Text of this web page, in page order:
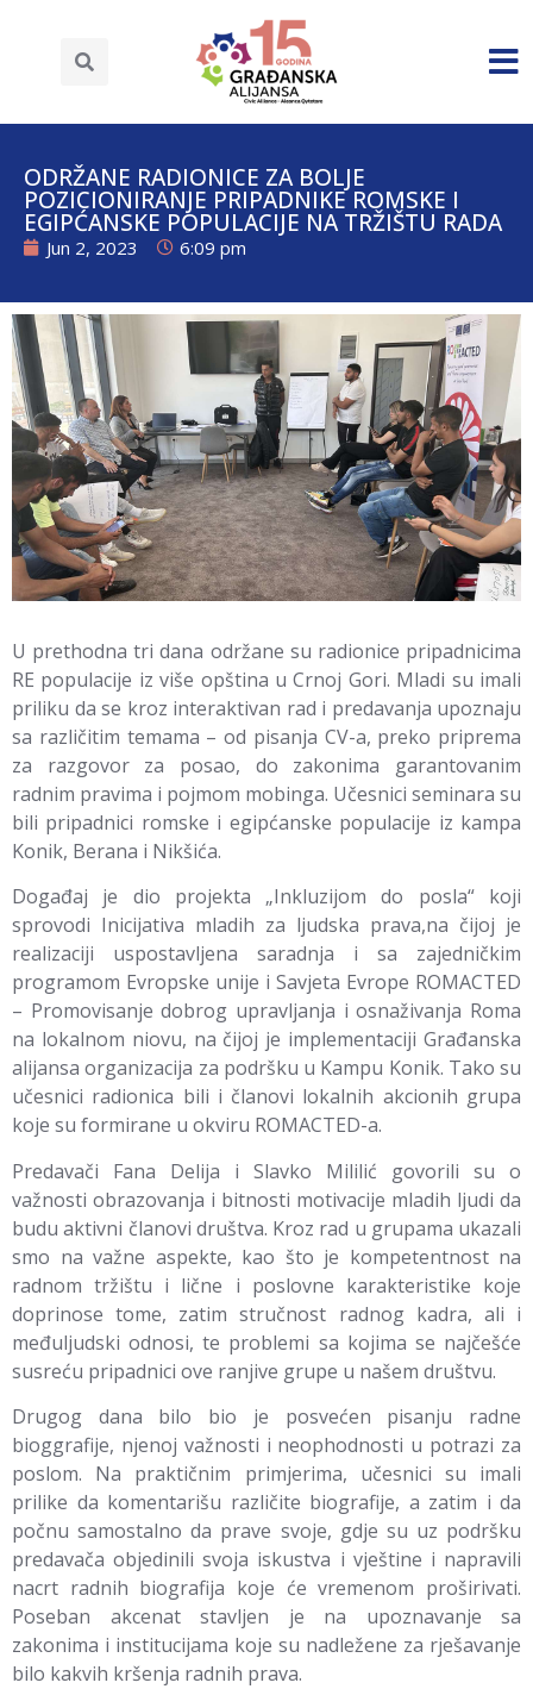
ODRŽANE RADIONICE ZA BOLJE
POZICIONIRANJE PRIPADNIKE ROMSKE I
EGIPĆANSKE POPULACIJE NA TRŽIŠTU RADA
Jun 2, 2023 6:09 pm
U prethodna tri dana održane su radionice pripadnicima
RE populacije iz više opština u Crnoj Gori. Mladi su imali
priliku da se kroz interaktivan rad i predavanja upoznaju
sa različitim temama – od pisanja CV-a, preko priprema
za razgovor za posao, do zakonima garantovanim
radnim pravima i pojmom mobinga. Učesnici seminara su
bili pripadnici romske i egipćanske populacije iz kampa
Konik, Berana i Nikšića.
Događaj je dio projekta „Inkluzijom do posla“ koji
sprovodi Inicijativa mladih za ljudska prava,na čijoj je
realizaciji uspostavljena saradnja i sa zajedničkim
programom Evropske unije i Savjeta Evrope ROMACTED
– Promovisanje dobrog upravljanja i osnaživanja Roma
na lokalnom niovu, na čijoj je implementaciji Građanska
alijansa organizacija za podršku u Kampu Konik. Tako su
učesnici radionica bili i članovi lokalnih akcionih grupa
koje su formirane u okviru ROMACTED-a.
Predavači Fana Delija i Slavko Mililić govorili su o
važnosti obrazovanja i bitnosti motivacije mladih ljudi da
budu aktivni članovi društva. Kroz rad u grupama ukazali
smo na važne aspekte, kao što je kompetentnost na
radnom tržištu i lične i poslovne karakteristike koje
doprinose tome, zatim stručnost radnog kadra, ali i
međuljudski odnosi, te problemi sa kojima se najčešće
susreću pripadnici ove ranjive grupe u našem društvu.
Drugog dana bilo bio je posvećen pisanju radne
bioggrafije, njenoj važnosti i neophodnosti u potrazi za
poslom. Na praktičnim primjerima, učesnici su imali
prilike da komentarišu različite biografije, a zatim i da
počnu samostalno da prave svoje, gdje su uz podršku
predavača objedinili svoja iskustva i vještine i napravili
nacrt radnih biografija koje će vremenom proširivati.
Poseban akcenat stavljen je na upoznavanje sa
zakonima i institucijama koje su nadležene za rješavanje
bilo kakvih kršenja radnih prava.